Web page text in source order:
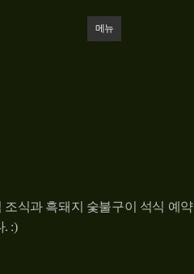
메뉴
조식과흑돼지 숯불구이 석식 예약
. :)